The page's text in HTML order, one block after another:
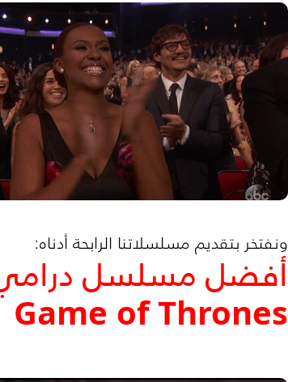
ونفتخر بتقديم مسلسلاتنا الرابحة أدناه:
أفضل مسلسل
Game of Thrones